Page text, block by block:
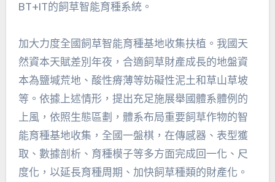
BT+IT的飼草智能育種系統。
加大力度全國飼草智能育種基地收集扶植。我國天
然資本天賦差別年夜，合適飼草財產成長的地盤資
本為鹽堿荒地、酸性瘠薄等妨礙性泥土和草山草坡
等。依據上述情形，提出充足施展舉國體系體例的
上風，依照生態區劃，體系布局重要飼草作物的智
能育種基地收集，全國一盤棋，在傳感器、表型獲
取、數據剖析、育種模子等多方面完成回一化、尺
度化，以延長育種周期、加快飼草種類的財產化。